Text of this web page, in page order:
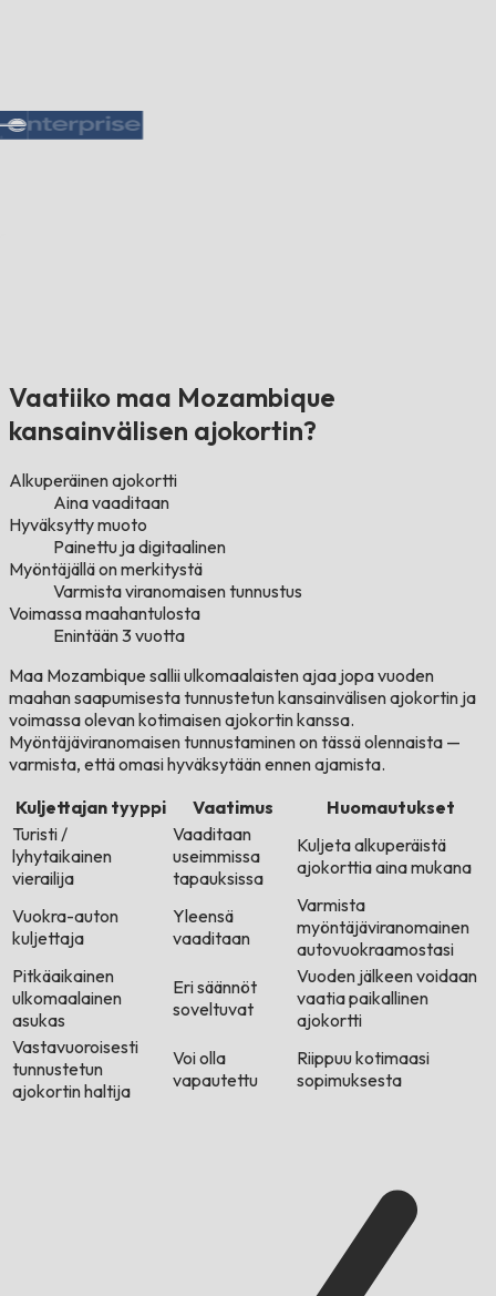
Vaatiiko maa Mozambique
kansainvälisen ajokortin?
Alkuperäinen ajokortti
Aina vaaditaan
Hyväksytty muoto
Painettu ja digitaalinen
Myöntäjällä on merkitystä
Varmista viranomaisen tunnustus
Voimassa maahantulosta
Enintään 3 vuotta
Maa Mozambique sallii ulkomaalaisten ajaa jopa vuoden
maahan saapumisesta tunnustetun kansainvälisen ajokortin ja
voimassa olevan kotimaisen ajokortin kanssa.
Myöntäjäviranomaisen tunnustaminen on tässä olennaista —
varmista, että omasi hyväksytään ennen ajamista.
Kuljettajan tyyppi
Vaatimus
Huomautukset
Turisti /
lyhytaikainen
vierailija
Vaaditaan
useimmissa
tapauksissa
Kuljeta alkuperäistä
ajokorttia aina mukana
Vuokra-auton
kuljettaja
Yleensä
vaaditaan
Varmista
myöntäjäviranomainen
autovuokraamostasi
Pitkäaikainen
ulkomaalainen
asukas
Eri säännöt
soveltuvat
Vuoden jälkeen voidaan
vaatia paikallinen
ajokortti
Vastavuoroisesti
tunnustetun
ajokortin haltija
Voi olla
vapautettu
Riippuu kotimaasi
sopimuksesta